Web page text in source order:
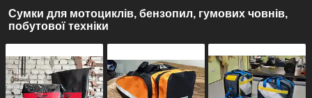
Сумки для мотоциклів, бензопил, гумових човнів,
побутової техніки